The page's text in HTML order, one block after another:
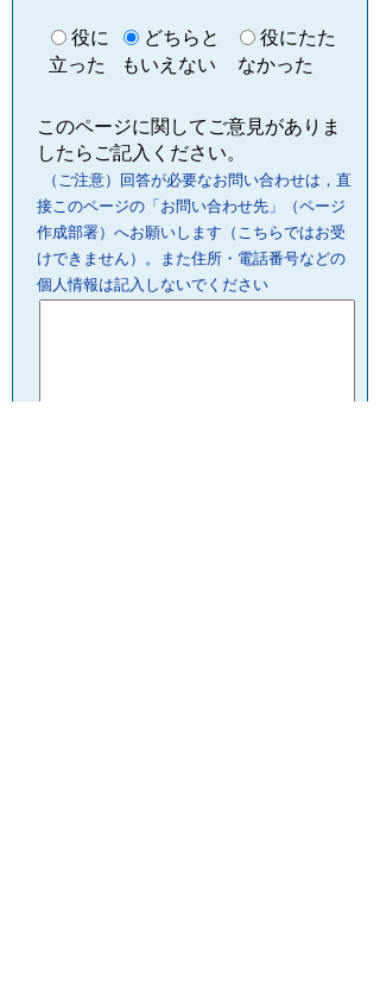
役に
立った
どちらと
もいえない
役にたた
なかった
このページに関してご意見がありま
したらご記入ください。
（ご注意）回答が必要なお問い合わせは，直
接このページの「お問い合わせ先」（ページ
作成部署）へお願いします（こちらではお受
けできません）。また住所・電話番号などの
個人情報は記入しないでください